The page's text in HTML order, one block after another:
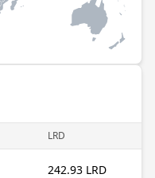
LRD
242.93 LRD